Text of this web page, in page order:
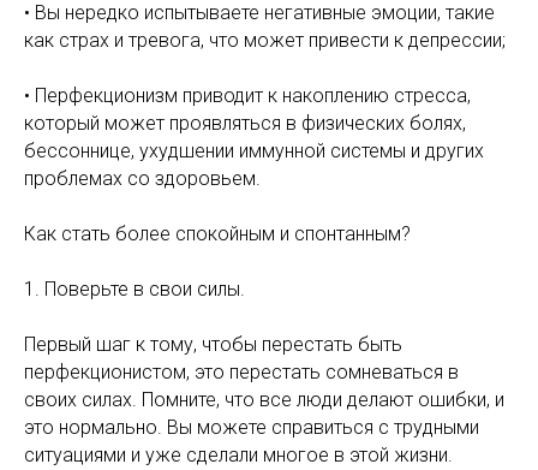
• Вы нередко испытываете негативные эмоции, такие
как страх и тревога, что может привести к депрессии;
• Перфекционизм приводит к накоплению стресса,
который может проявляться в физических болях,
бессоннице, ухудшении иммунной системы и других
проблемах со здоровьем.
Как стать более спокойным и спонтанным?
1. Поверьте в свои силы.
Первый шаг к тому, чтобы перестать быть
перфекционистом, это перестать сомневаться в
своих силах. Помните, что все люди делают ошибки, и
это нормально. Вы можете справиться с трудными
ситуациями и уже сделали многое в этой жизни.